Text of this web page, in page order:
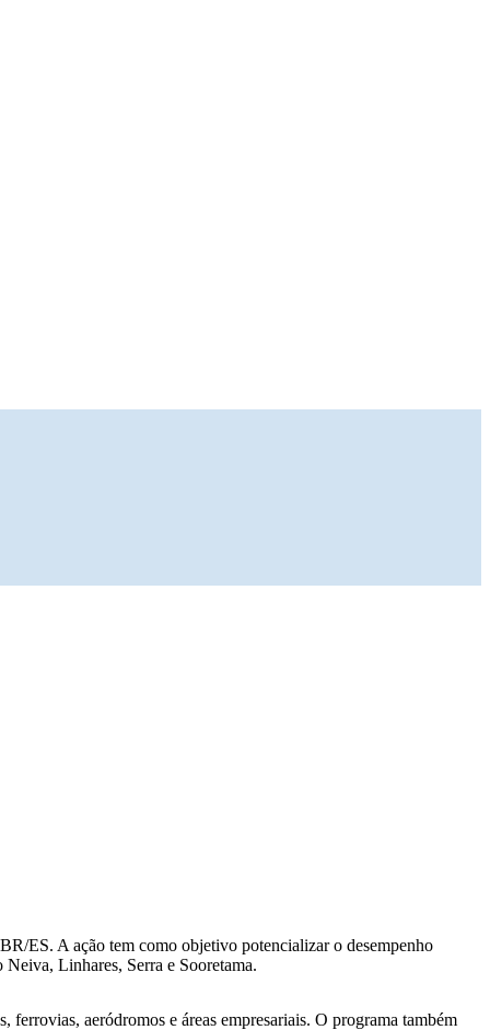
ES. A ação tem como objetivo potencializar o desempenho
Linhares, Serra e Sooretama.
aeródromos e áreas empresariais. O programa também